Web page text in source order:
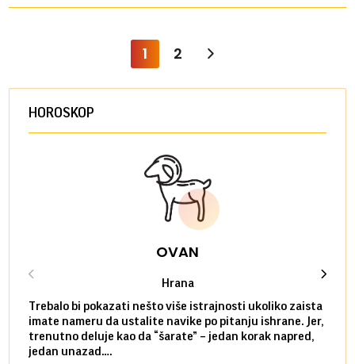
1 2
HOROSKOP
OVAN
Hrana
Trebalo bi pokazati nešto više istrajnosti ukoliko zaista
imate nameru da ustalite navike po pitanju ishrane. Jer,
trenutno deluje kao da “šarate” – jedan korak napred,
jedan unazad….